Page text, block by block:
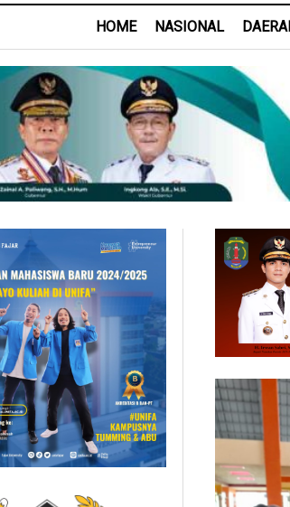
HOME NASIONAL